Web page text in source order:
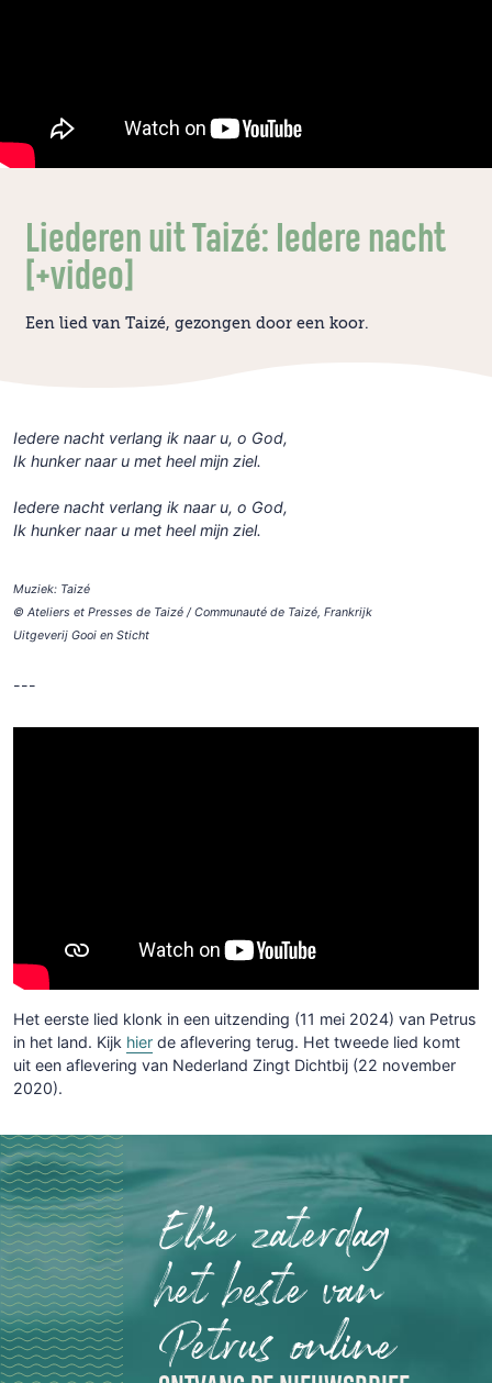
Liederen uit Taizé: Iedere nacht
[+video]
Een lied van Taizé, gezongen door een koor.
Iedere nacht verlang ik naar u, o God,
Ik hunker naar u met heel mijn ziel.
Iedere nacht verlang ik naar u, o God,
Ik hunker naar u met heel mijn ziel.
Muziek: Taizé
© Ateliers et Presses de Taizé / Communauté de Taizé, Frankrijk
Uitgeverij Gooi en Sticht
---
Het eerste lied klonk in een uitzending (11 mei 2024) van Petrus
in het land. Kijk hier de aflevering terug. Het tweede lied komt
uit een aflevering van Nederland Zingt Dichtbij (22 november
2020).
Elke zaterdag
het beste van
Petrus online